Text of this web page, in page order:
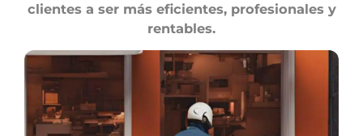
clientes a ser más eficientes, profesionales y
rentables.